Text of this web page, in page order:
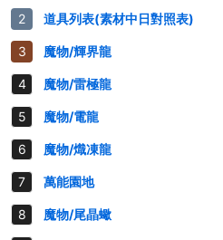
道具列表(素材中日對照表)
魔物/輝界龍
魔物/雷極龍
魔物/電龍
魔物/熾凍龍
萬能園地
魔物/尾晶蠍